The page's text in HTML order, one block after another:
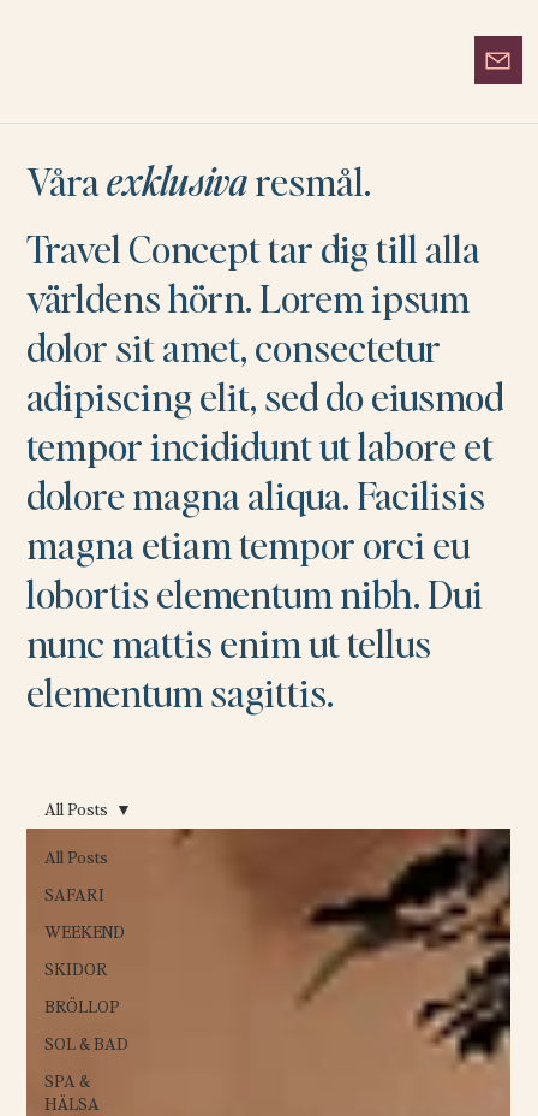
Våraexklusivaresmål.
Travel Concept tar dig till alla
världens hörn. Lorem ipsum
dolor sit amet, consectetur
adipiscing elit, sed do eiusmod
tempor incididunt ut labore et
dolore magna aliqua. Facilisis
magna etiam tempor orci eu
lobortis elementum nibh. Dui
nunc mattis enim ut tellus
elementum sagittis.
All Posts
SAFARI
WEEKEND
SKIDOR
BRÖLLOP
SOL & BAD
SPA &
HÄLSA
All Posts